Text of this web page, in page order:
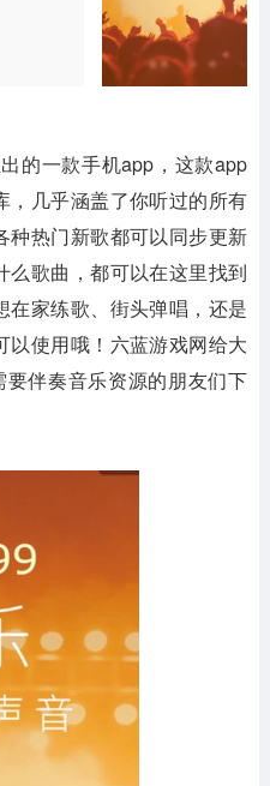
的一款手机app，这款app
，几乎涵盖了你听过的所有
种热门新歌都可以同步更新
么歌曲，都可以在这里找到
在家练歌、街头弹唱，还是
以使用哦！六蓝游戏网给大
伴奏音乐资源的朋友们下